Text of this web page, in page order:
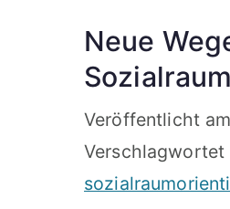
Neue
Veröffentlicht am
Verschlagwortet